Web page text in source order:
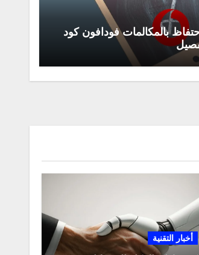
بالمكالمات فودافون كود
أخبار التقنية